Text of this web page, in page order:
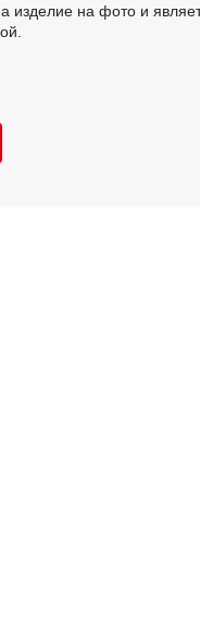
изделие на фото и